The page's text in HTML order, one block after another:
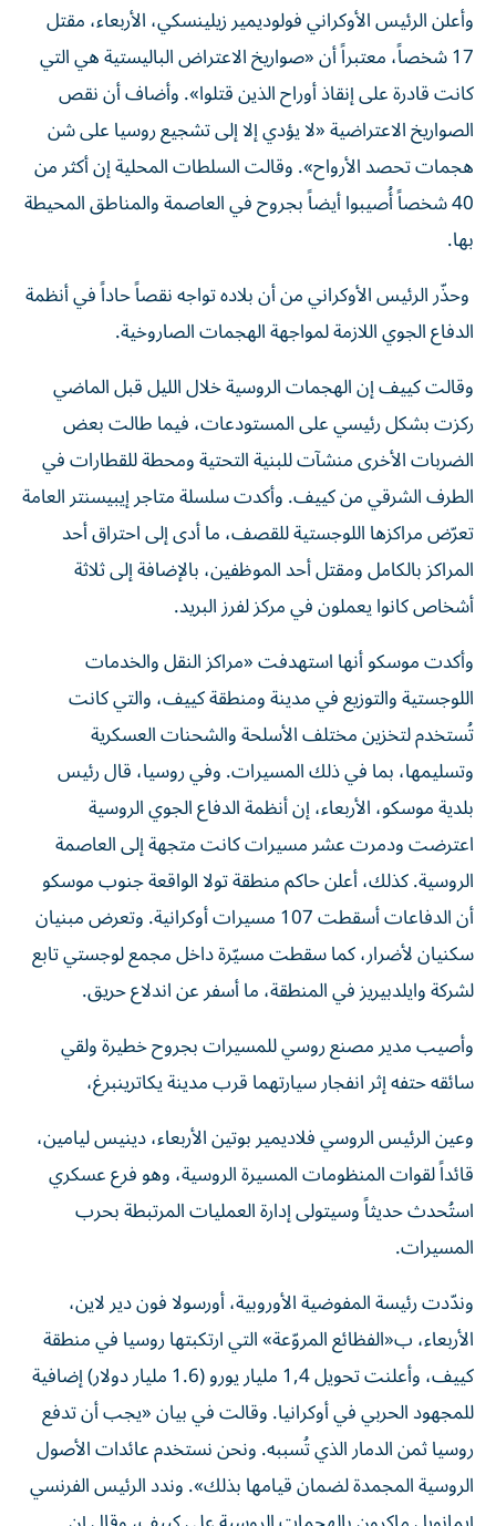
وأعلن الرئيس الأوكراني فولوديمير زيلينسكي، الأربعاء، مقتل
17 شخصاً، معتبراً أن «صواريخ الاعتراض الباليستية هي التي
كانت قادرة على إنقاذ أوراح الذين قتلوا». وأضاف أن نقص
الصواريخ الاعتراضية «لا يؤدي إلا إلى تشجيع روسيا على شن
هجمات تحصد الأرواح». وقالت السلطات المحلية إن أكثر من
40 شخصاً أُصيبوا أيضاً بجروح في العاصمة والمناطق المحيطة
بها.
وحذّر الرئيس الأوكراني من أن بلاده تواجه نقصاً حاداً في أنظمة
الدفاع الجوي اللازمة لمواجهة الهجمات الصاروخية.
وقالت كييف إن الهجمات الروسية خلال الليل قبل الماضي
ركزت بشكل رئيسي على المستودعات، فيما طالت بعض
الضربات الأخرى منشآت للبنية التحتية ومحطة للقطارات في
الطرف الشرقي من كييف. وأكدت سلسلة متاجر إيبيسنتر العامة
تعرّض مراكزها اللوجستية للقصف، ما أدى إلى احتراق أحد
المراكز بالكامل ومقتل أحد الموظفين، بالإضافة إلى ثلاثة
أشخاص كانوا يعملون في مركز لفرز البريد.
وأكدت موسكو أنها استهدفت «مراكز النقل والخدمات
اللوجستية والتوزيع في مدينة ومنطقة كييف، والتي كانت
تُستخدم لتخزين مختلف الأسلحة والشحنات العسكرية
وتسليمها، بما في ذلك المسيرات. وفي روسيا، قال رئيس
بلدية موسكو، الأربعاء، إن أنظمة الدفاع الجوي الروسية
اعترضت ودمرت عشر مسيرات كانت متجهة إلى العاصمة
الروسية. كذلك، أعلن حاكم منطقة تولا الواقعة جنوب موسكو
أن الدفاعات أسقطت 107 مسيرات أوكرانية. وتعرض مبنيان
سكنيان لأضرار، كما سقطت مسيّرة داخل مجمع لوجستي تابع
لشركة وايلدبيريز في المنطقة، ما أسفر عن اندلاع حريق.
وأصيب مدير مصنع روسي للمسيرات بجروح خطيرة ولقي
سائقه حتفه إثر ‌انفجار سيارتهما قرب مدينة يكاترينبرغ،
وعين الرئيس الروسي فلاديمير بوتين الأربعاء، دينيس ليامين،
قائداً لقوات ‌المنظومات المسيرة الروسية، وهو فرع عسكري
استُحدث حديثاً وسيتولى ​إدارة العمليات المرتبطة بحرب
المسيرات.
وندّدت رئيسة المفوضية الأوروبية، أورسولا فون دير لاين،
الأربعاء، ب«الفظائع المروّعة» التي ارتكبتها روسيا في منطقة
كييف، وأعلنت تحويل 1,4 مليار يورو (1.6 مليار ‌دولار) إضافية
للمجهود الحربي في أوكرانيا. وقالت في بيان «يجب أن ​تدفع
‌روسيا ثمن الدمار ‌الذي تُسببه. ونحن نستخدم عائدات الأصول
الروسية المجمدة لضمان قيامها ‌بذلك». وندد ‌الرئيس الفرنسي